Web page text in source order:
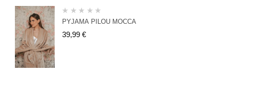
PYJAMA PILOU MOCCA
39,99 €